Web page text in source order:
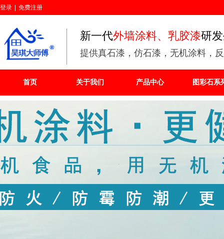
新一代外墙涂料、乳胶漆研
提供真石漆，仿石漆，无机涂料，
登录 免费注册
首页 关于我们 产品中心 图彩石系